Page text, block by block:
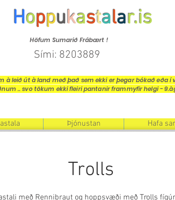
Hoppukastalar.is
Höfum Sumarið Frábært !
Sími: 8203889
à leið út à land með það sem ekki er þegar bókað eða í
.. svo tökum ekki fleiri pantanir frammyfir helgi -
Þjónustan Hafa
Trolls
með Rennibraut og hoppsvæði með Trolls